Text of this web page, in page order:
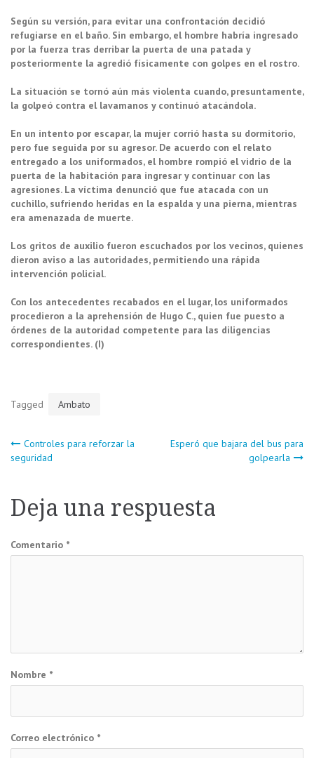
Según su versión, para evitar una confrontación decidió
refugiarse en el baño. Sin embargo, el hombre habría ingresado
por la fuerza tras derribar la puerta de una patada y
posteriormente la agredió físicamente con golpes en el rostro.
La situación se tornó aún más violenta cuando, presuntamente,
la golpeó contra el lavamanos y continuó atacándola.
En un intento por escapar, la mujer corrió hasta su dormitorio,
pero fue seguida por su agresor. De acuerdo con el relato
entregado a los uniformados, el hombre rompió el vidrio de la
puerta de la habitación para ingresar y continuar con las
agresiones. La víctima denunció que fue atacada con un
cuchillo, sufriendo heridas en la espalda y una pierna, mientras
era amenazada de muerte.
Los gritos de auxilio fueron escuchados por los vecinos, quienes
dieron aviso a las autoridades, permitiendo una rápida
intervención policial.
Con los antecedentes recabados en el lugar, los uniformados
procedieron a la aprehensión de Hugo C., quien fue puesto a
órdenes de la autoridad competente para las diligencias
correspondientes. (I)
Tagged Ambato
Navegación
entradas
Controles para reforzar la
seguridad
Esperó que bajara del bus para
golpearla
Deja una respuesta
Comentario *
Nombre *
Correo electrónico *